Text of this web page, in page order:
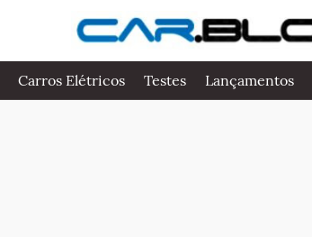
Carros Elétricos Testes Lançamentos